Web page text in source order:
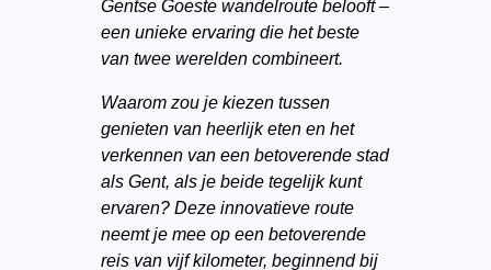
Gentse Goeste wandelroute belooft –
een unieke ervaring die het beste
van twee werelden combineert.
Waarom zou je kiezen tussen
genieten van heerlijk eten en het
verkennen van een betoverende stad
als Gent, als je beide tegelijk kunt
ervaren? Deze innovatieve route
neemt je mee op een betoverende
reis van vijf kilometer, beginnend bij